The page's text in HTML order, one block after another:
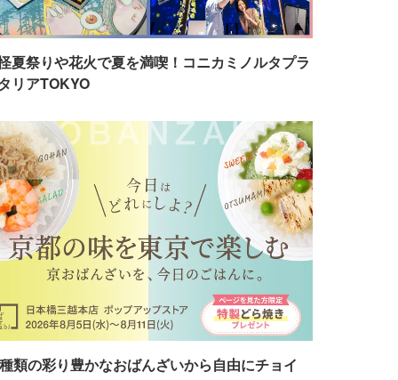
夏祭りや花火で夏を満喫！コニカミノルタプラ
リアTOKYO
類の彩り豊かなおばんざいから自由にチョイ